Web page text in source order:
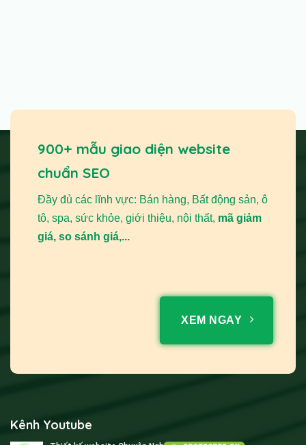
900+ mẫu giao diện website
chuẩn SEO
Đầy đủ các lĩnh vực: Bán hàng, Bất động sản, ô
tô, spa, sức khỏe, giới thiệu, nội thất, mã giảm
giá, so sánh giá,...
XEM NGAY
Kênh Youtube